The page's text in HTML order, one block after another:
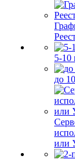
5-10
до
или